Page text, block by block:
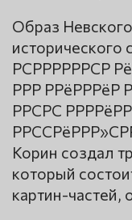
Образ
РСРРРРРРСР
РРР РРёРРРёР
РРСРС
Корин создал
который
картин-